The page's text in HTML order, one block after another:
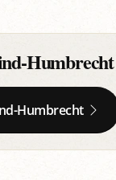
Humbrecht
Humbrecht